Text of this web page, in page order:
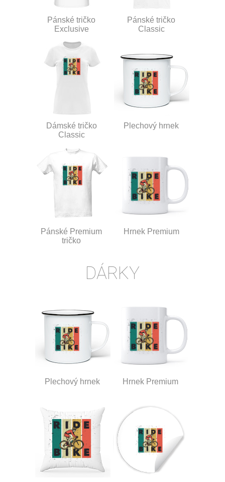
Pánské tričko
Exclusive
Pánské tričko
Classic
Dámské tričko
Classic
Plechový hrnek
Pánské Premium
tričko
Hrnek Premium
DÁRKY
Plechový hrnek Hrnek Premium